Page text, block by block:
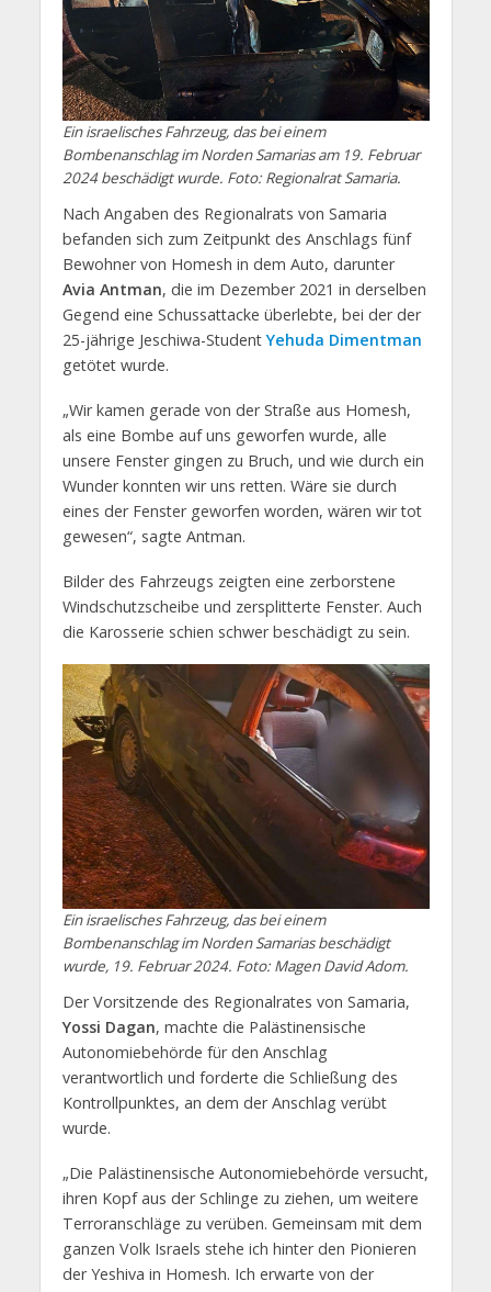
Ein israelisches Fahrzeug, das bei einem
Bombenanschlag im Norden Samarias am 19. Februar
2024 beschädigt wurde. Foto: Regionalrat Samaria.
Nach Angaben des Regionalrats von Samaria
befanden sich zum Zeitpunkt des Anschlags fünf
Bewohner von Homesh in dem Auto, darunter
Avia Antman, die im Dezember 2021 in derselben
Gegend eine Schussattacke überlebte, bei der der
25-jährige Jeschiwa-StudentYehuda Dimentman
getötet wurde.
„Wir kamen gerade von der Straße aus Homesh,
als eine Bombe auf uns geworfen wurde, alle
unsere Fenster gingen zu Bruch, und wie durch ein
Wunder konnten wir uns retten. Wäre sie durch
eines der Fenster geworfen worden, wären wir tot
gewesen“, sagte Antman.
Bilder des Fahrzeugs zeigten eine zerborstene
Windschutzscheibe und zersplitterte Fenster. Auch
die Karosserie schien schwer beschädigt zu sein.
Ein israelisches Fahrzeug, das bei einem
Bombenanschlag im Norden Samarias beschädigt
wurde, 19. Februar 2024. Foto: Magen David Adom.
Der Vorsitzende des Regionalrates von Samaria,
Yossi Dagan, machte die Palästinensische
Autonomiebehörde für den Anschlag
verantwortlich und forderte die Schließung des
Kontrollpunktes, an dem der Anschlag verübt
wurde.
„Die Palästinensische Autonomiebehörde versucht,
ihren Kopf aus der Schlinge zu ziehen, um weitere
Terroranschläge zu verüben. Gemeinsam mit dem
ganzen Volk Israels stehe ich hinter den Pionieren
der Yeshiva in Homesh. Ich erwarte von der